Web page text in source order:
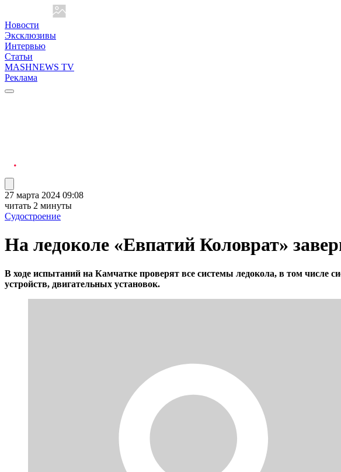
Новости
Эксклюзивы
Интервью
Статьи
MASHNEWS TV
Реклама
27 марта 2024 09:08
читать 2 минуты
Судостроение
На ледоколе «Евпатий Коловрат»
В ходе испытаний на Камчатке проверят все системы ледокола, в том числе
устройств, двигательных установок.